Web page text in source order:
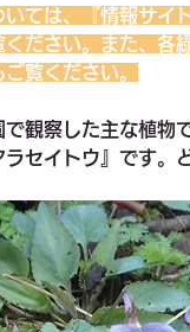
ては、『情報サイ
ださい。また、各
覧ください。
観察した主な植物
セイトウ』です。